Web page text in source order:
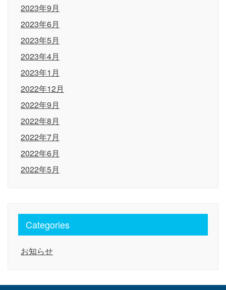
2023年9月
2023年6月
2023年5月
2023年4月
2023年1月
2022年12月
2022年9月
2022年8月
2022年7月
2022年6月
2022年5月
Categories
お知らせ